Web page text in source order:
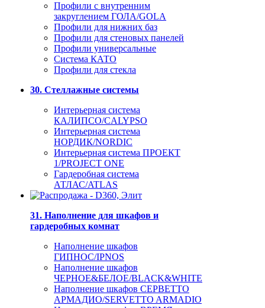
Профили с внутренним
закруглением ГОЛА/GOLA
Профили для нижних баз
Профили для стеновых панелей
Профили универсальные
Система КАТО
Профили для стекла
30. Стеллажные системы
Интерьерная система
КАЛИПСО/CALYPSO
Интерьерная система
НОРДИК/NORDIC
Интерьерная система ПРОЕКТ
1/PROJECT ONE
Гардеробная система
АТЛАС/ATLAS
31. Наполнение для шкафов и
гардеробных комнат
Наполнение шкафов
ГИПНОС/IPNOS
Наполнение шкафов
ЧЕРНОЕ&БЕЛОЕ/BLACK&WHITE
Наполнение шкафов СЕРВЕТТО
АРМАДИО/SERVETTO ARMADIO